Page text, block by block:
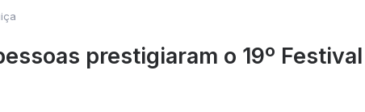
prestigiaram o 19º